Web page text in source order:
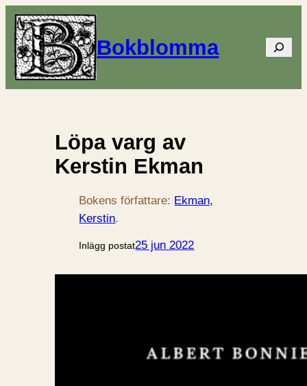
Bokblomma Sök
Löpa varg av
Kerstin Ekman
Bokens författare: Ekman,
Kerstin.
Inlägg postat25 jun 2022